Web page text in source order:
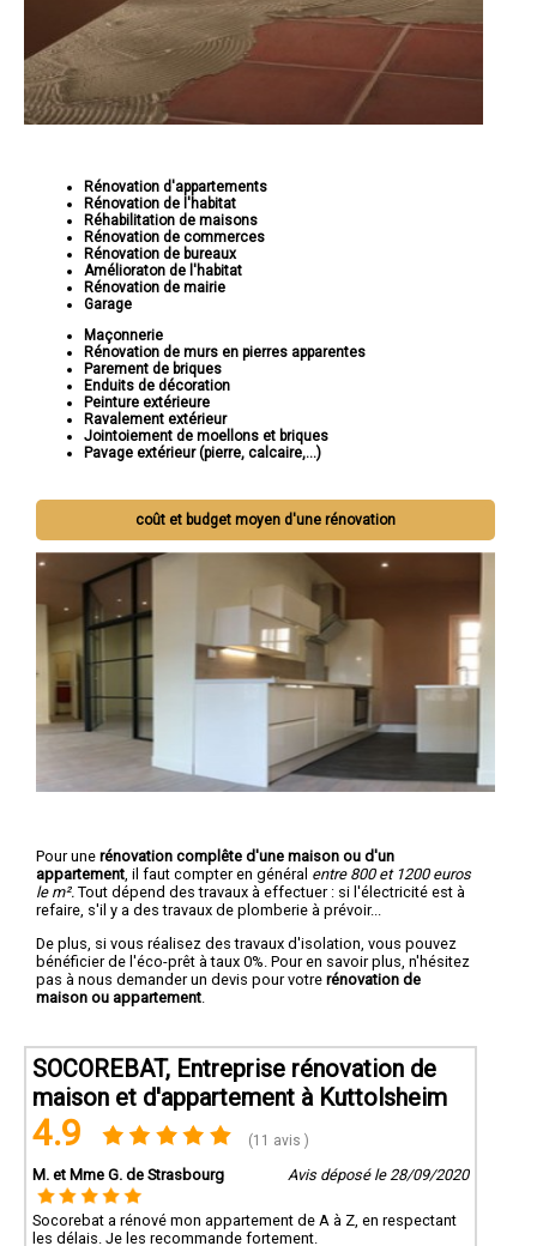
Rénovation d'appartements
Rénovation de l'habitat
Réhabilitation de maisons
Rénovation de commerces
Rénovation de bureaux
Amélioraton de l'habitat
Rénovation de mairie
Garage
Maçonnerie
Rénovation de murs en pierres apparentes
Parement de briques
Enduits de décoration
Peinture extérieure
Ravalement extérieur
Jointoiement de moellons et briques
Pavage extérieur (pierre, calcaire,...)
coût et budget moyen d'une rénovation
Pour une rénovation complête d'une maison ou d'un
appartement , il faut compter en général entre 800 et 1200 euros
le m². Tout dépend des travaux à effectuer : si l'électricité est à
refaire, s'il y a des travaux de plomberie à prévoir...
De plus, si vous réalisez des travaux d'isolation, vous pouvez
bénéficier de l'éco-prêt à taux 0%. Pour en savoir plus, n'hésitez
pas à nous demander un devis pour votre rénovation de
maison ou appartement
SOCOREBAT, Entreprise rénovation de
maison et d'appartement à Kuttolsheim
4.9 (11 avis )
M. et Mme G. de Strasbourg Avis déposé le 28/09/2020
Socorebat a rénové mon appartement de A à Z, en respectant
les délais. Je les recommande fortement.